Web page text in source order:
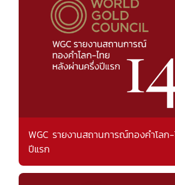
WGC รายงานสถานการณ์ทองคำโล
ปีแรก